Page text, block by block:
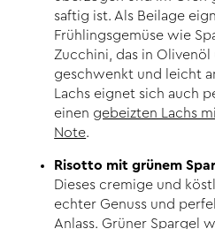
saftig ist. Als Beilage
Frühlingsgemüse wie
Zucchini, das in
geschwenkt und leicht
Lachs eignet sich auch
einen gebeizten Lachs
Note.
Risotto mit grünem
Dieses cremige und
echter Genuss und
Anlass. Grüner Spargel